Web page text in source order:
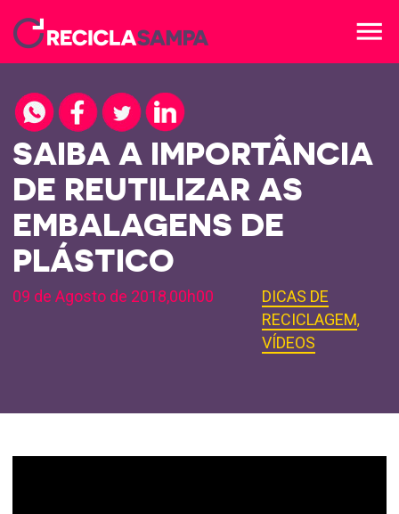
menu
SAIBA A IMPORTÂNCIA
DE REUTILIZAR AS
EMBALAGENS DE
PLÁSTICO
09 de Agosto de 2018,00h00
DICAS DE
RECICLAGEM,
VÍDEOS